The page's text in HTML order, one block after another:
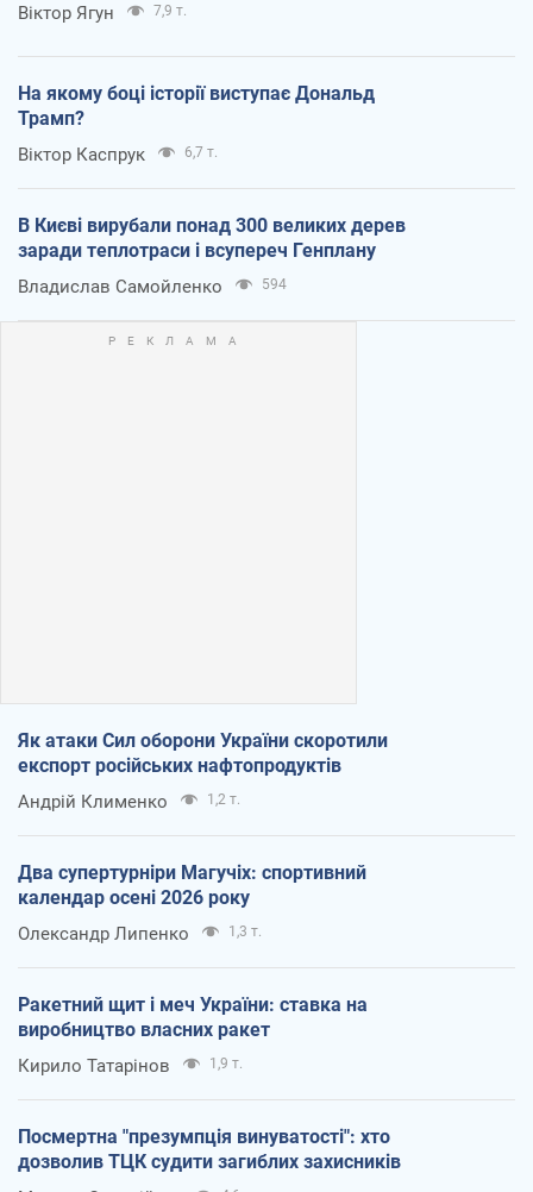
Віктор Ягун 7,9 т.
На якому боці історії виступає Дональд
Трамп?
Віктор Каспрук 6,7 т.
В Києві вирубали понад 300 великих дерев
заради теплотраси і всупереч Генплану
Владислав Самойленко 594
Як атаки Сил оборони України скоротили
експорт російських нафтопродуктів
Андрій Клименко 1,2 т.
Два супертурніри Магучіх: спортивний
календар осені 2026 року
Олександр Липенко 1,3 т.
Ракетний щит і меч України: ставка на
виробництво власних ракет
Кирило Татарінов 1,9 т.
Посмертна "презумпція винуватості": хто
дозволив ТЦК судити загиблих захисників